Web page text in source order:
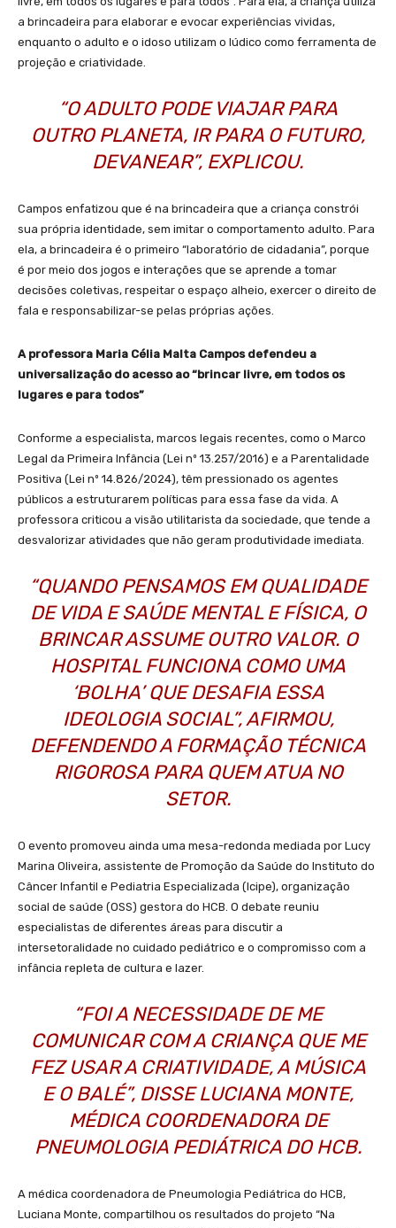
a brincadeira para elaborar e evocar experiências vividas,
enquanto o adulto e o idoso utilizam o lúdico como ferramenta de
projeção e criatividade.
“O ADULTO PODE VIAJAR PARA
OUTRO PLANETA, IR PARA O FUTURO,
DEVANEAR”, EXPLICOU.
Campos enfatizou que é na brincadeira que a criança constrói
sua própria identidade, sem imitar o comportamento adulto. Para
ela, a brincadeira é o primeiro “laboratório de cidadania”, porque
é por meio dos jogos e interações que se aprende a tomar
decisões coletivas, respeitar o espaço alheio, exercer o direito de
fala e responsabilizar-se pelas próprias ações.
A professora Maria Célia Malta Campos defendeu a
universalização do acesso ao “brincar livre, em todos os
lugares e para todos”
Conforme a especialista, marcos legais recentes, como o Marco
Legal da Primeira Infância (Lei nº 13.257/2016) e a Parentalidade
Positiva (Lei nº 14.826/2024), têm pressionado os agentes
públicos a estruturarem políticas para essa fase da vida. A
professora criticou a visão utilitarista da sociedade, que tende a
desvalorizar atividades que não geram produtividade imediata.
“QUANDO PENSAMOS EM QUALIDADE
DE VIDA E SAÚDE MENTAL E FÍSICA, O
BRINCAR ASSUME OUTRO VALOR. O
HOSPITAL FUNCIONA COMO UMA
‘BOLHA’ QUE DESAFIA ESSA
IDEOLOGIA SOCIAL”, AFIRMOU,
DEFENDENDO A FORMAÇÃO TÉCNICA
RIGOROSA PARA QUEM ATUA NO
SETOR.
O evento promoveu ainda uma mesa-redonda mediada por Lucy
Marina Oliveira, assistente de Promoção da Saúde do Instituto do
Câncer Infantil e Pediatria Especializada (Icipe), organização
social de saúde (OSS) gestora do HCB. O debate reuniu
especialistas de diferentes áreas para discutir a
intersetoralidade no cuidado pediátrico e o compromisso com a
infância repleta de cultura e lazer.
“FOI A NECESSIDADE DE ME
COMUNICAR COM A CRIANÇA QUE ME
FEZ USAR A CRIATIVIDADE, A MÚSICA
E O BALÉ”, DISSE LUCIANA MONTE,
MÉDICA COORDENADORA DE
PNEUMOLOGIA PEDIÁTRICA DO HCB.
A médica coordenadora de Pneumologia Pediátrica do HCB,
Luciana Monte, compartilhou os resultados do projeto “Na